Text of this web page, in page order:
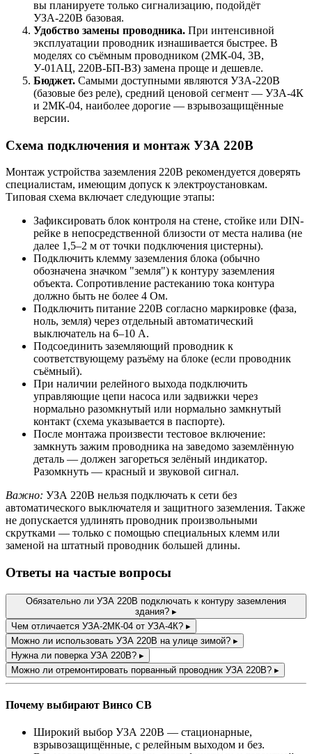
вы планируете только сигнализацию, подойдёт
УЗА-220В базовая.
Удобство замены проводника. При интенсивной
эксплуатации проводник изнашивается быстрее. В
моделях со съёмным проводником (2МК-04, 3В,
У-01АЦ, 220В-БП-ВЗ) замена проще и дешевле.
Бюджет. Самыми доступными являются УЗА-220В
(базовые без реле), средний ценовой сегмент — УЗА-4К
и 2МК-04, наиболее дорогие — взрывозащищённые
версии.
Схема подключения и монтаж УЗА 220В
Монтаж устройства заземления 220В рекомендуется доверять
специалистам, имеющим допуск к электроустановкам.
Типовая схема включает следующие этапы:
Зафиксировать блок контроля на стене, стойке или DIN-
рейке в непосредственной близости от места налива (не
далее 1,5–2 м от точки подключения цистерны).
Подключить клемму заземления блока (обычно
обозначена значком "земля") к контуру заземления
объекта. Сопротивление растеканию тока контура
должно быть не более 4 Ом.
Подключить питание 220В согласно маркировке (фаза,
ноль, земля) через отдельный автоматический
выключатель на 6–10 А.
Подсоединить заземляющий проводник к
соответствующему разъёму на блоке (если проводник
съёмный).
При наличии релейного выхода подключить
управляющие цепи насоса или задвижки через
нормально разомкнутый или нормально замкнутый
контакт (схема указывается в паспорте).
После монтажа произвести тестовое включение:
замкнуть зажим проводника на заведомо заземлённую
деталь — должен загореться зелёный индикатор.
Разомкнуть — красный и звуковой сигнал.
Важно: УЗА 220В нельзя подключать к сети без
автоматического выключателя и защитного заземления. Также
не допускается удлинять проводник произвольными
скрутками — только с помощью специальных клемм или
заменой на штатный проводник большей длины.
Ответы на частые вопросы
Обязательно ли УЗА 220В подключать к контуру заземления
здания? ▸
Чем отличается УЗА-2МК-04 от УЗА-4К? ▸
Можно ли использовать УЗА 220В на улице зимой? ▸
Нужна ли поверка УЗА 220В? ▸
Можно ли отремонтировать порванный проводник УЗА 220В? ▸
Почему выбирают Винсо СВ
Широкий выбор УЗА 220В — стационарные,
взрывозащищённые, с релейным выходом и без.